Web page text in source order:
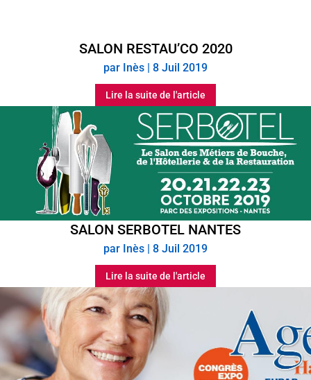
SALON RESTAU’CO 2020
par Inès | 8 Juil 2019
Lire la suite de l'article
SALON SERBOTEL NANTES
par Inès 8 Juil 2019
Lire la suite de l'article